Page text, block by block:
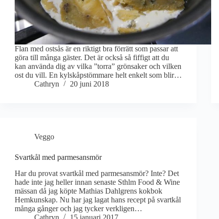
Flan med ostsås är en riktigt bra förrätt som passar att
göra till många gäster. Det är också så fiffigt att du
kan använda dig av vilka ”torra” grönsaker och vilken
ost du vill. En kylskåpstömmare helt enkelt som blir…
Cathryn
20 juni 2018
Veggo
Svartkål med parmesansmör
Har du provat svartkål med parmesansmör? Inte? Det
hade inte jag heller innan senaste Sthlm Food & Wine
mässan då jag köpte Mathias Dahlgrens kokbok
Hemkunskap. Nu har jag lagat hans recept på svartkål
många gånger och jag tycker verkligen…
Cathryn
15 januari 2017